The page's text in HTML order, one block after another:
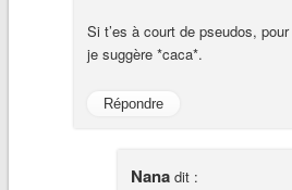
Si t’es à court de pseudos,
je suggère *caca*.
Répondre
Nana dit :